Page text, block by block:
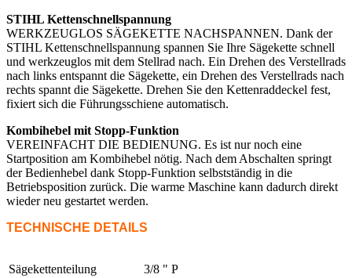
STIHL Kettenschnellspannung
WERKZEUGLOS SÄGEKETTE NACHSPANNEN. Dank der
STIHL Kettenschnellspannung spannen Sie Ihre Sägekette schnell
und werkzeuglos mit dem Stellrad nach. Ein Drehen des Verstellrads
nach links entspannt die Sägekette, ein Drehen des Verstellrads nach
rechts spannt die Sägekette. Drehen Sie den Kettenraddeckel fest,
fixiert sich die Führungsschiene automatisch.
Kombihebel mit Stopp-Funktion
VEREINFACHT DIE BEDIENUNG. Es ist nur noch eine
Startposition am Kombihebel nötig. Nach dem Abschalten springt
der Bedienhebel dank Stopp-Funktion selbstständig in die
Betriebsposition zurück. Die warme Maschine kann dadurch direkt
wieder neu gestartet werden.
TECHNISCHE DETAILS
Sägekettenteilung 3/8 " P